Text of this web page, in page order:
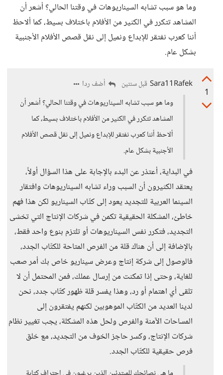
وما هو سبب تشابه السيناريوهات في وقتنا الحالي؟ أشعر أن
المشاهد تتكرر في الكثير من الأفلام باختلاف بسيط، كما ألاحظ
أننا كعرب نفتقر للإبداع ونميل إلى نقل قصص الأفلام الأجنبية
بشكل عام.
1
Sara11Rafek قبل سنتين
أضف ردا
وما هو سبب تشابه السيناريوهات في وقتنا الحالي؟ أشعر أن
المشاهد تتكرر في الكثير من الأفلام باختلاف بسيط، كما
ألاحظ أننا كعرب نفتقر للإبداع ونميل إلى نقل قصص الأفلام
الأجنبية بشكل عام.
في البداية، أعتذر عن البدء بالإجابة على هذا السؤال أولاً،
يعتقد الكثيرون أن السبب وراء تشابه السيناريوهات وافتقار
السينما العربية للتجديد يعود إلى كتّاب السيناريو لكن هذا فهم
خاطئ، المشكلة الحقيقية تكمن في شركات الإنتاج التي تخشى
التجديد، فتكرر نفس السيناريوهات أو تلتزم بنوع واحد فقط،
بالإضافة إلى أن هناك قلة من الفرص المتاحة للكتّاب الجدد،
فالوصول إلى شركة إنتاج وعرض سيناريو خاص بك أمر صعب
للغاية، وحتى إذا تمكنت من إرسال عملك، فمن المحتمل أن لا
تلقى أي اهتمام أو رد، وهذا يفسر قلة ظهور كتّاب جدد، نحن
لدينا العديد من الكتّاب الموهوبين لكنهم يفتقرون إلى
المساحات الآمنة والفرص ولحل هذه المشكلة، يجب تغيير نظام
شركات الإنتاج، وكسر حاجز الخوف من التجديد، مع خلق
فرص حقيقية للكتّاب الجدد.